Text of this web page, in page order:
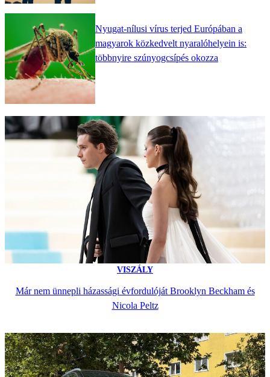
Nyugat-nílusi vírus terjed Európában a
magyarok közkedvelt nyaralóhelyein is:
többnyire szúnyogcsípés okozza
VISZÁLY
Már nem ünnepli házassági évfordulóját Brooklyn Beckham és
Nicola Peltz